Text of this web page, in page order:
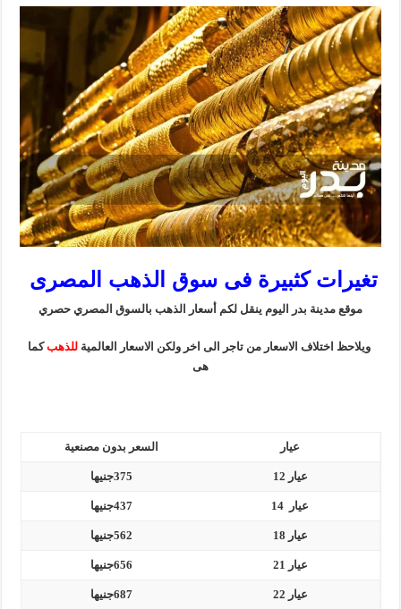
تغيرات كثبيرة فى سوق الذهب المصرى
موقع مدينة بدر اليوم ينقل لكم أسعار الذهب بالسوق المصري حصري
ويلاحظ اختلاف الاسعار من تاجر الى اخر ولكن الاسعار العالمية للذهبكما
هى
عيار السعر بدون مصنعية
عيار 12 375جنيها
عيار 14 437جنيها
عيار 18 562جنيها
عيار 21 656جنيها
عيار 22 687جنيها